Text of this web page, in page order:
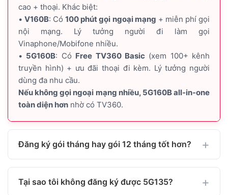
cao + thoại. Khác biệt:
•V160B: Có100 phút gọi ngoại mạng + miễn phí gọi
nội mạng. Lý tưởng người đi làm gọi
Vinaphone/Mobifone nhiều.
• 5G160B: Có Free TV360 Basic (xem 100+ kênh
truyền hình) + ưu đãi thoại đi kèm. Lý tưởng người
dùng đa nhu cầu.
Nếu không gọi ngoại mạng nhiều, 5G160B all-in-one
toàn diện hơn nhờ có TV360.
Đăng ký gói tháng hay gói 12 tháng tốt hơn?
Tại sao tôi không đăng ký được 5G135?